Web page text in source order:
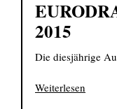
2015
Die diesjährige
Weiterlesen